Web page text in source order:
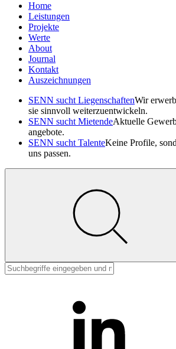
Home
Leistungen
Projekte
Werte
About
Journal
Kontakt
Auszeichnungen
SENN sucht Liegen­schaftenWir
sie sinnvoll weiterzuentwickeln.
SENN sucht MietendeAktuelle
angebote.
SENN sucht TalenteKeine Profile,
uns passen.